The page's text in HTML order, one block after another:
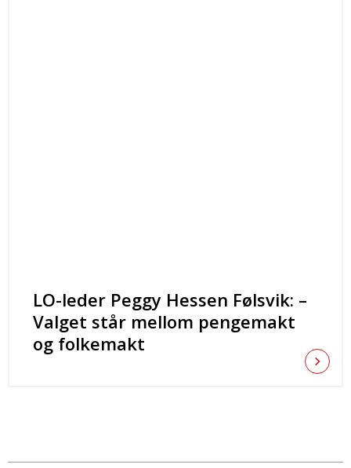
LO-leder Peggy Hessen Følsvik: –
Valget står mellom pengemakt
og folkemakt